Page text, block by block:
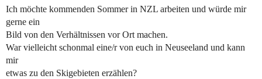
Ich möchte kommenden Sommer in NZL arbeiten und würde mir
gerne ein
Bild von den Verhältnissen vor Ort machen.
War vielleicht schonmal eine/r von euch in Neuseeland und kann
mir
etwas zu den Skigebieten erzählen?